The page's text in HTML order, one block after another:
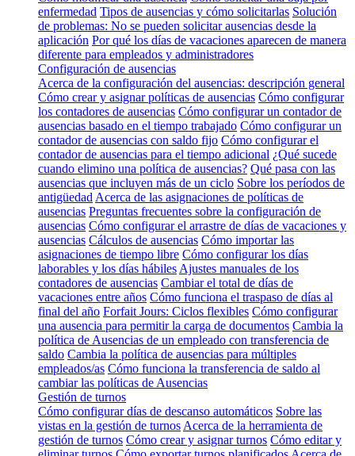
enfermedad Tipos de ausencias y cómo solicitarlas Solución
de problemas: No se pueden solicitar ausencias desde la
aplicación Por qué los días de vacaciones aparecen de manera
diferente para empleados y administradores
Configuración de ausencias
Acerca de la configuración del ausencias: descripción general
Cómo crear y asignar políticas de ausencias Cómo configurar
los contadores de ausencias Cómo configurar un contador de
ausencias basado en el tiempo trabajado Cómo configurar un
contador de ausencias con saldo fijo Cómo configurar el
contador de ausencias para el tiempo adicional ¿Qué sucede
cuando elimino una política de ausencias? Qué pasa con las
ausencias que incluyen más de un ciclo Sobre los períodos de
antigüedad Acerca de las asignaciones de políticas de
ausencias Preguntas frecuentes sobre la configuración de
ausencias Cómo configurar el arrastre de días de vacaciones y
ausencias Cálculos de ausencias Cómo importar las
asignaciones de tiempo libre Cómo configurar los días
laborables y los días hábiles Ajustes manuales de los
contadores de ausencias Cambiar el total de días de
vacaciones entre años Cómo funciona el traspaso de días al
final del año Forfait Jours: Ciclos flexibles Cómo configurar
una ausencia para permitir la carga de documentos Cambia la
política de Ausencias de un empleado con transferencia de
saldo Cambia la política de ausencias para múltiples
empleados/as Cómo funciona la transferencia de saldo al
cambiar las políticas de Ausencias
Gestión de turnos
Cómo configurar días de descanso automáticos Sobre las
vistas en la gestión de turnos Acerca de la herramienta de
gestión de turnos Cómo crear y asignar turnos Cómo editar y